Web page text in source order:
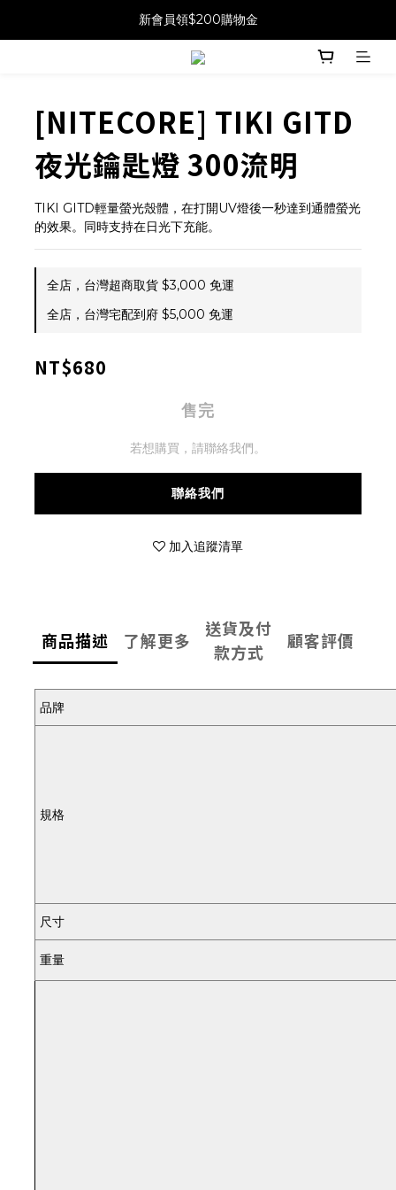
新會員領$200購物金
[NITECORE] TIKI GITD
夜光鑰匙燈 300流明
TIKI GITD輕量螢光殼體，在打開UV燈後一秒達到通體螢光
的效果。同時支持在日光下充能。
全店，台灣超商取貨 $3,000 免運
全店，台灣宅配到府 $5,000 免運
NT$680
售完
若想購買，請聯絡我們。
聯絡我們
加入追蹤清單
商品描述 了解更多
送貨及付
款方式
顧客評價
品牌
規格
尺寸
重量